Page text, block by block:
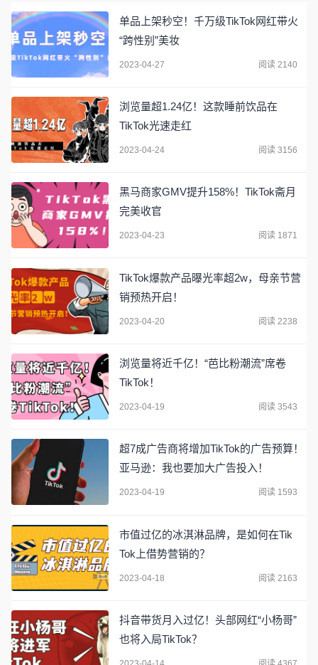
单品上架秒空！千万级TikTok网红带火
“跨性别”美妆
2023-04-27 阅读 2140
浏览量超1.24亿！这款睡前饮品在
TikTok光速走红
2023-04-24 阅读 3156
黑马商家GMV提升158%！TikTok斋月
完美收官
2023-04-23 阅读 1871
TikTok爆款产品曝光率超2w，母亲节营
销预热开启！
2023-04-20 阅读 2238
浏览量将近千亿！“芭比粉潮流”席卷
TikTok！
2023-04-19 阅读 3543
超7成广告商将增加TikTok的广告预算！
亚马逊：我也要加大广告投入！
2023-04-19 阅读 1593
市值过亿的冰淇淋品牌，是如何在Tik
Tok上借势营销的？
2023-04-18 阅读 2163
抖音带货月入过亿！头部网红“小杨哥”
也将入局TikTok？